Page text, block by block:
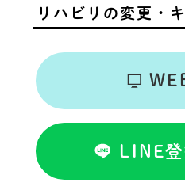
リハビリの変更・
LINE